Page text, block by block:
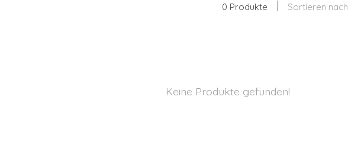
0 Produkte Sortieren nach
Keine Produkte gefunden!